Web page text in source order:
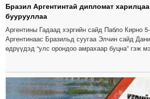
Бразил Аргентинтай дипломат
буурууллаа
Аргентины Гадаад хэргийн сайд Пабло Кирно
Аргентинаас Бразильд суугаа Элчин сайд
өдрүүдэд “улс орондоо амрахаар буцна” гэж